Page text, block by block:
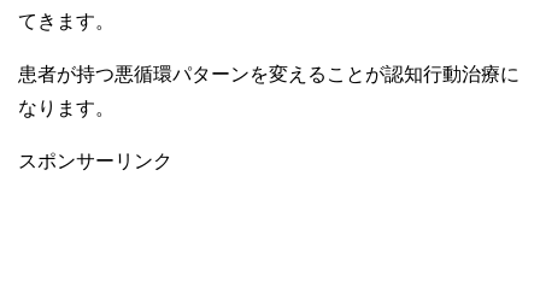
てきます。
患者が持つ悪循環パターンを変えることが認知行動治療に
なります。
スポンサーリンク